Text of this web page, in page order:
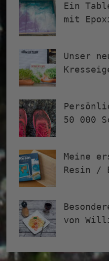
Ein
mit
Unser
50 000
Meine
Resin /
von